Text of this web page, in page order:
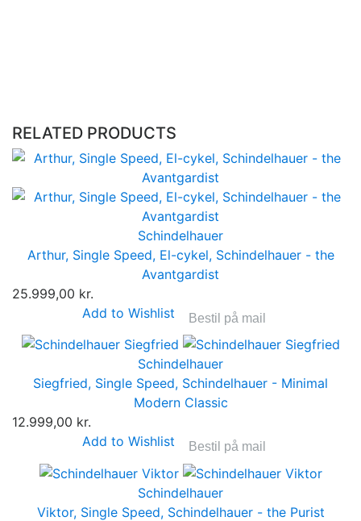
RELATED PRODUCTS
Schindelhauer
Arthur, Single Speed, El-cykel, Schindelhauer - the
Avantgardist
25.999,00 kr.
Add to Wishlist
Bestil på mail
Schindelhauer
Siegfried, Single Speed, Schindelhauer - Minimal
Modern Classic
12.999,00 kr.
Add to Wishlist
Bestil på mail
Schindelhauer
Viktor, Single Speed, Schindelhauer - the Purist